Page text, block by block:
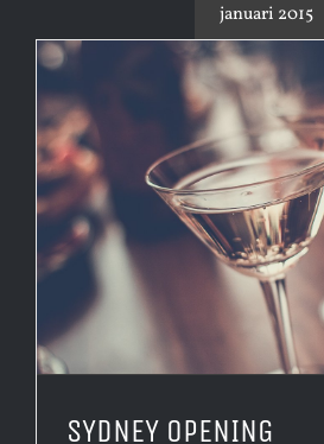
januari 2015
SYDNEY OPENING